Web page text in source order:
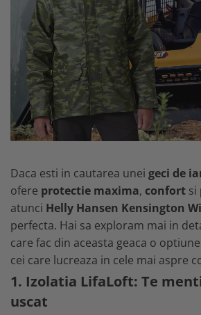
Cizme protectie
Branturi
Sosete
Echipamente camuflaj
Tricouri camo
Bluze si hanorace camo
Caciuli si gulere camo
Geci camo
Incaltaminte camo
Sorturi si maneci protectie
Accesorii echipamente protectie
Curele si bretele
Genunchiere
Alte accesorii echipamente
protectie
Genti si trolere
Mistrii
Spacluri
Trasare si marcare
Alte unelte constructii
Fierastraie si topoare
Unelte de masurat
Foarfeci si cuttere
Maturi, perii si farase
Unelte specializate ferma
Ciocane si baroase
Dispozitive fixare
Capsatoare
Consumabile scule si unelte
Lame fierastraie
Coliere metalice
Daca esti in cautarea unei geci de
ofere protectie maxima, confort si
atunci Helly Hansen Kensington
perfecta. Hai sa exploram mai in
care fac din aceasta geaca o
cei care lucreaza in cele mai aspre
1. Izolatia LifaLoft: Te
uscat